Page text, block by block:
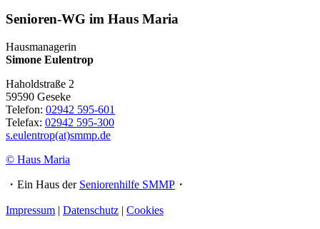
Senioren-WG im Haus Maria
Hausmanagerin
Simone Eulentrop
Haholdstraße 2
59590 Geseke
Telefon: 02942 595-601
Telefax: 02942 595-300
s.eulentrop(at)smmp.de
© Haus Maria
・Ein Haus der Seniorenhilfe SMMP ・
Impressum | Datenschutz | Cookies